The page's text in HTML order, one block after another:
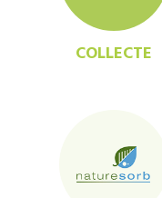
COLLECTE